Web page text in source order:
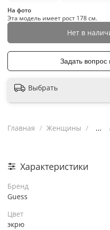
Нет в
На фото
Эта модель имеет рост 178 см.
Задать вопрос
Выбрать
Главная Женщины ...
Характеристики
Бренд
Guess
Цвет
экрю